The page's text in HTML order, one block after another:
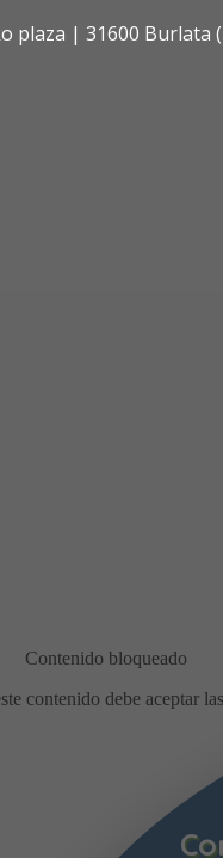
plaza | 31600 Burlata